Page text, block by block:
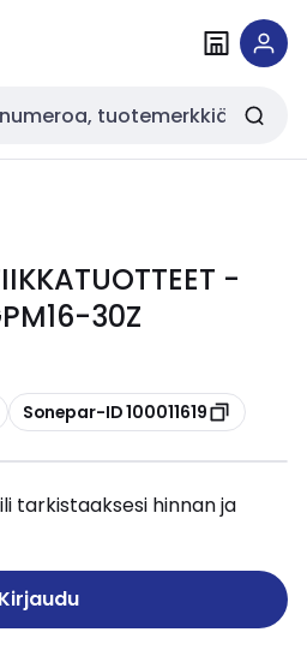
-
30Z
Kopioi
Sonepar-ID 100011619
tarkistaaksesi hinnan ja
Kirjaudu